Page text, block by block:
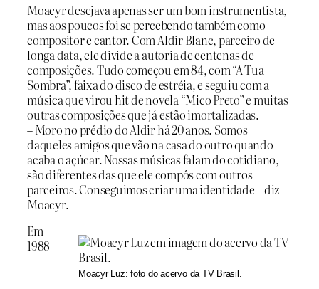
Moacyr desejava apenas ser um bom instrumentista,
mas aos poucos foi se percebendo também como
compositor e cantor. Com Aldir Blanc, parceiro de
longa data, ele divide a autoria de centenas de
composições. Tudo começou em 84, com “A Tua
Sombra”, faixa do disco de estréia, e seguiu com a
música que virou hit de novela “Mico Preto” e muitas
outras composições que já estão imortalizadas.
– Moro no prédio do Aldir há 20 anos. Somos
daqueles amigos que vão na casa do outro quando
acaba o açúcar. Nossas músicas falam do cotidiano,
são diferentes das que ele compôs com outros
parceiros. Conseguimos criar uma identidade – diz
Moacyr.
Moacyr Luz: foto do acervo da TV Brasil.
Em
1988